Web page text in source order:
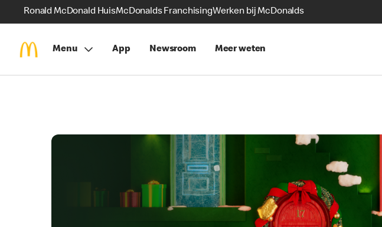
Ronald McDonald HuisMcDonalds FranchisingWerken bij McDonalds
Menu App Newsroom Meer weten